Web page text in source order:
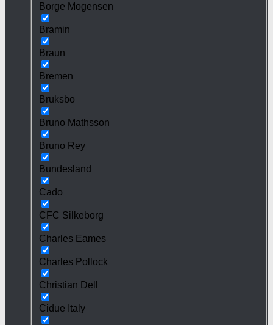
Borge Mogensen
Bramin
Braun
Bremen
Bruksbo
Bruno Mathsson
Bruno Rey
Bundesland
Cado
CFC Silkeborg
Charles Eames
Charles Pollock
Christian Dell
Cidue Italy